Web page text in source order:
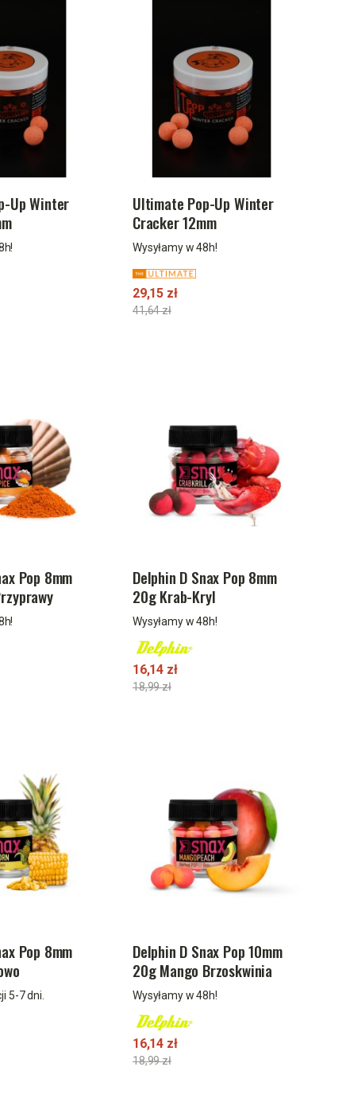
Up Winter
Ultimate Pop-Up Winter
Cracker 12mm
Wysyłamy w 48h!
29,15 zł
41,64 zł
Pop 8mm
Delphin D Snax Pop 8mm
20g Krab-Kryl
Wysyłamy w 48h!
16,14 zł
18,99 zł
Pop 8mm
5-7 dni.
Delphin D Snax Pop 10mm
20g Mango Brzoskwinia
Wysyłamy w 48h!
16,14 zł
18,99 zł